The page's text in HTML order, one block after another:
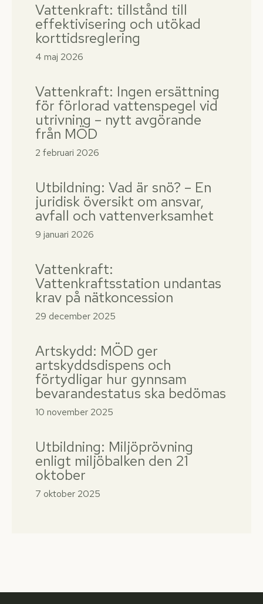
Vattenkraft: tillstånd till
effektivisering och utökad
korttidsreglering
4 maj 2026
Vattenkraft: Ingen ersättning
för förlorad vattenspegel vid
utrivning – nytt avgörande
från MÖD
2 februari 2026
Utbildning: Vad är snö? – En
juridisk översikt om ansvar,
avfall och vattenverksamhet
9 januari 2026
Vattenkraft:
Vattenkraftsstation undantas
krav på nätkoncession
29 december 2025
Artskydd: MÖD ger
artskyddsdispens och
förtydligar hur gynnsam
bevarandestatus ska bedömas
10 november 2025
Utbildning: Miljöprövning
enligt miljöbalken den 21
oktober
7 oktober 2025